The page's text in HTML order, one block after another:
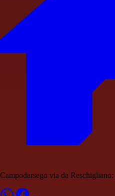
Campodarsego via da